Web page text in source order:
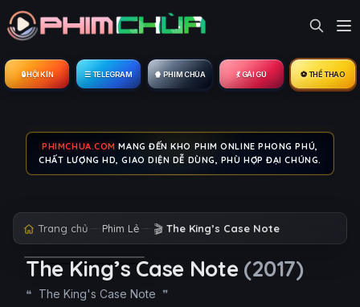
🔒︎ HỘI KÍN ☰ TELEGRAM 🍿 PHIM CHÙA 💃 GÁI GÚ ⚽ THỂ THAO
PHIMCHUA.COM MANG ĐẾN KHO PHIM ONLINE PHONG PHÚ,
CHẤT LƯỢNG HD, GIAO DIỆN DỄ DÙNG, PHÙ HỢP ĐẠI CHÚNG.
Trang chủ Phim Lẻ 🎬 The King’s Case Note
The King’s Case Note (2017)
The King's Case Note